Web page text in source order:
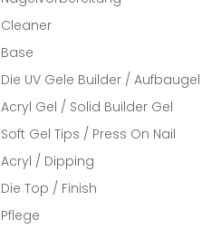
Cleaner
Base
Die UV Gele Builder / Aufbaugel
Acryl Gel / Solid Builder Gel
Soft Gel Tips / Press On Nail
Acryl / Dipping
Die Top / Finish
Pflege